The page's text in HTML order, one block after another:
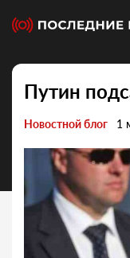
Путин
Новостной блог 1